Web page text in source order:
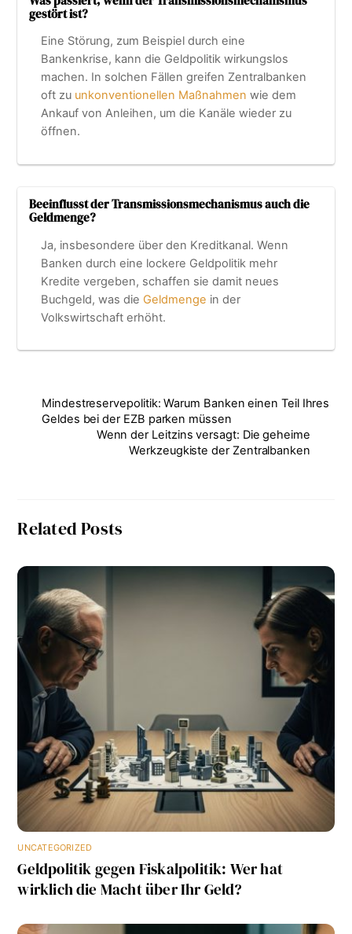
gestört ist?
Eine Störung, zum Beispiel durch eine
Bankenkrise, kann die Geldpolitik wirkungslos
machen. In solchen Fällen greifen Zentralbanken
oft zu unkonventionellen Maßnahmen wie dem
Ankauf von Anleihen, um die Kanäle wieder zu
öffnen.
Beeinflusst der Transmissionsmechanismus auch die
Geldmenge?
Ja, insbesondere über den Kreditkanal. Wenn
Banken durch eine lockere Geldpolitik mehr
Kredite vergeben, schaffen sie damit neues
Buchgeld, was die Geldmenge in der
Volkswirtschaft erhöht.
Mindestreservepolitik: Warum Banken einen Teil Ihres
Geldes bei der EZB parken müssen
Wenn der Leitzins versagt: Die geheime
Werkzeugkiste der Zentralbanken
Related Posts
UNCATEGORIZED
Geldpolitik gegen Fiskalpolitik: Wer hat
wirklich die Macht über Ihr Geld?